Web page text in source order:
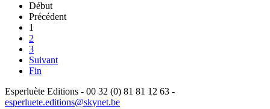
Début
Précédent
1
2
3
Suivant
Fin
Esperluète Editions - 00 32 (0) 81 81 12 63 -
esperluete.editions@skynet.be